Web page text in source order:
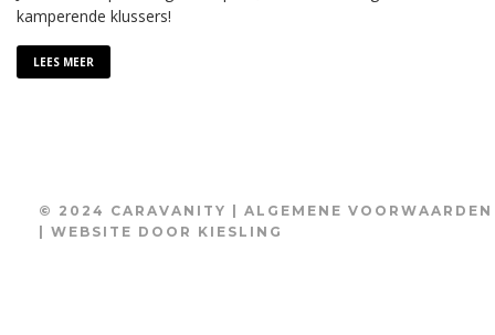
kamperende klussers!
LEES MEER
© 2024 CARAVANITY | ALGEMENE VOORWAARDEN
| WEBSITE DOOR KIESLING